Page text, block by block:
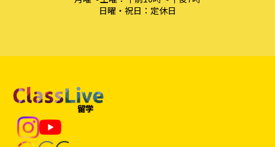
日曜・祝日：定休日